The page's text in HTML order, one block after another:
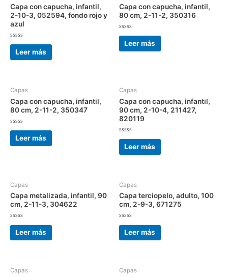
Capa con capucha, infantil,
2-10-3, 052594, fondo rojo y
azul
Valorado
con
de
Leer más
Capa con capucha, infantil,
80 cm, 2-11-2, 350316
Valorado
con
de
Leer más
Capas
Capa con capucha, infantil,
80 cm, 2-11-2, 350347
Valorado
con
de
Leer más
Capas
Capa con capucha, infantil,
90 cm, 2-10-4, 211427,
820119
Valorado
con
de
Leer más
Capas
Capa metalizada, infantil, 90
cm, 2-11-3, 304622
Valorado
con
de
Leer más
Capas
Capa terciopelo, adulto, 100
cm, 2-9-3, 671275
Valorado
con
de
Leer más
Capas Capas